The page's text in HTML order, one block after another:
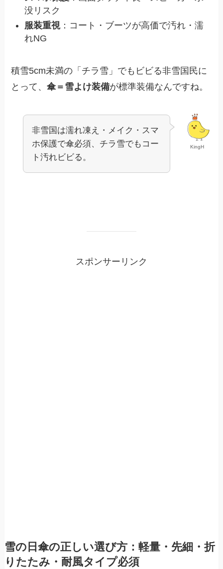
没リスク
服装重視：コート・ブーツが高価で汚れ・濡
れNG
積雪5cm未満の「チラ雪」でもビビる非雪国民に
とって、傘＝雪よけ装備が標準装備なんですね。
KingH
非雪国は濡れ凍え・メイク・スマ
ホ保護で傘必須、チラ雪でもコー
ト汚れビビる。
スポンサーリンク
雪の日傘の正しい選び方：軽量・先細・折
りたたみ・耐風タイプ必須